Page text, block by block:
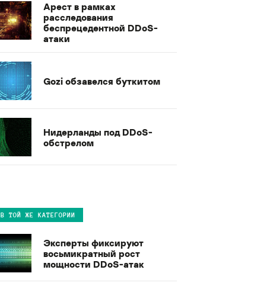
Арест в рамках
расследования
беспрецедентной DDoS-
атаки
Gozi обзавелся буткитом
Нидерланды под DDoS-
обстрелом
В ТОЙ ЖЕ КАТЕГОРИИ
Эксперты фиксируют
восьмикратный рост
мощности DDoS-атак